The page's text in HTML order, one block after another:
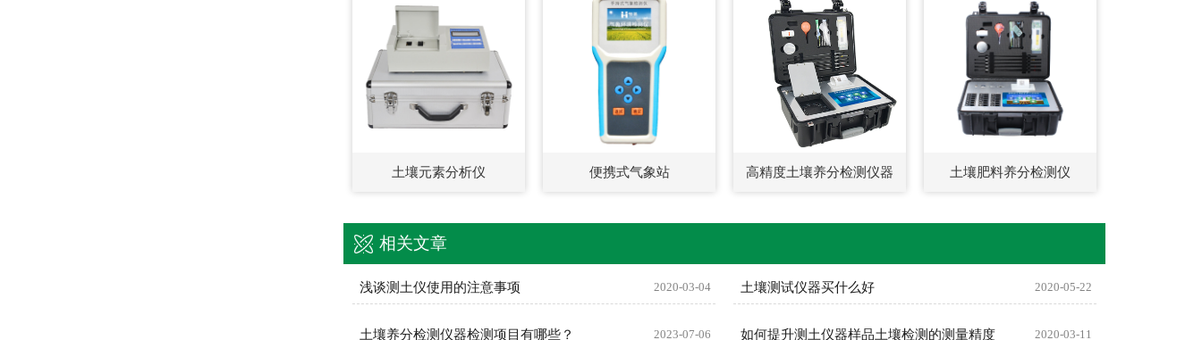
土壤元素分析仪 便携式气象站 高精度土壤养分检测仪器 土壤肥料养分检测仪
相关文章
浅谈测土仪使用的注意事项 2020-03-04 土壤测试仪器买什么好 2020-05-22
土壤养分检测仪器检测项目有哪些？ 2023-07-06 如何提升测土仪器样品土壤检测的测量精度 2020-03-11